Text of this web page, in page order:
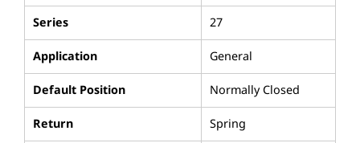
Series
27
Application
General
Default Position
Normally Closed
Return
Spring